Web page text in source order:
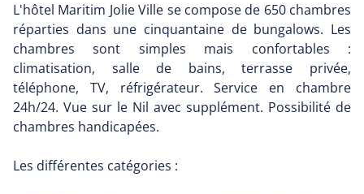
L'hôtel Maritim Jolie Ville se compose de 650 chambres
réparties dans une cinquantaine de bungalows. Les
chambres sont simples mais confortables :
climatisation, salle de bains, terrasse privée,
téléphone, TV, réfrigérateur. Service en chambre
24h/24. Vue sur le Nil avec supplément. Possibilité de
chambres handicapées.
Les différentes catégories :